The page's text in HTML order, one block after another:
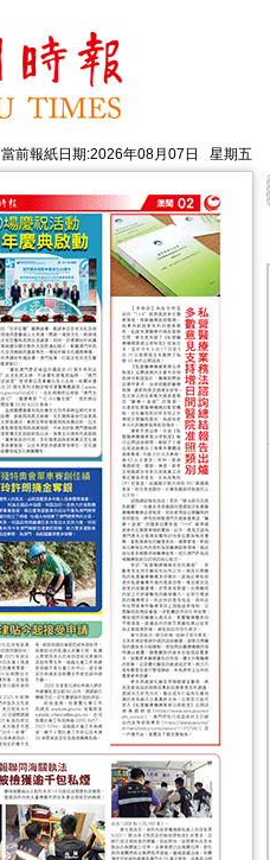
當前報紙日期:2026年08月07日 星期五